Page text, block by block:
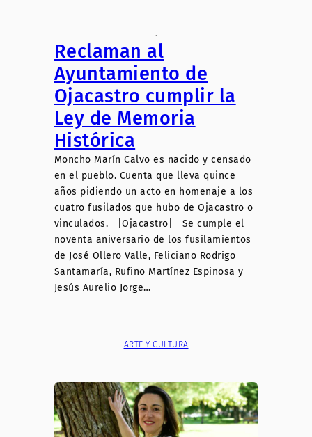
.
Reclaman al
Ayuntamiento de
Ojacastro cumplir la
Ley de Memoria
Histórica
Moncho Marín Calvo es nacido y censado
en el pueblo. Cuenta que lleva quince
años pidiendo un acto en homenaje a los
cuatro fusilados que hubo de Ojacastro o
vinculados. |Ojacastro| Se cumple el
noventa aniversario de los fusilamientos
de José Ollero Valle, Feliciano Rodrigo
Santamaría, Rufino Martínez Espinosa y
Jesús Aurelio Jorge…
ARTE Y CULTURA